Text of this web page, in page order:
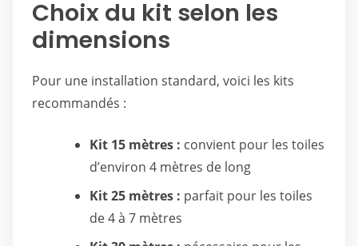
Choix du kit selon les
dimensions
Pour une installation standard, voici les kits
recommandés :
Kit 15 mètres : convient pour les toiles
d’environ 4 mètres de long
Kit 25 mètres : parfait pour les toiles
de 4 à 7 mètres